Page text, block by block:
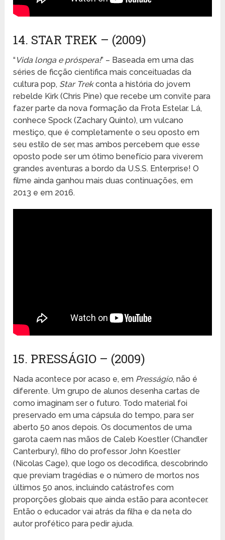
14. STAR TREK – (2009)
“Vida longa e próspera!” – Baseada em uma das
séries de ficção cientifica mais conceituadas da
cultura pop, Star Trekconta a história do jovem
rebelde Kirk (Chris Pine) que recebe um convite para
fazer parte da nova formação da Frota Estelar. Lá,
conhece Spock (Zachary Quinto), um vulcano
mestiço, que é completamente o seu oposto em
seu estilo de ser, mas ambos percebem que esse
oposto pode ser um ótimo benefício para viverem
grandes aventuras a bordo da U.S.S. Enterprise! O
filme ainda ganhou mais duas continuações, em
2013 e em 2016.
15. PRESSÁGIO – (2009)
Nada acontece por acaso e, em Presságio, não é
diferente. Um grupo de alunos desenha cartas de
como imaginam ser o futuro. Todo material foi
preservado em uma cápsula do tempo, para ser
aberto 50 anos depois. Os documentos de uma
garota caem nas mãos de Caleb Koestler (Chandler
Canterbury), filho do professor John Koestler
(Nicolas Cage), que logo os decodifica, descobrindo
que previam tragédias e o número de mortos nos
últimos 50 anos, incluindo catástrofes com
proporções globais que ainda estão para acontecer.
Então o educador vai atrás da filha e da neta do
autor profético para pedir ajuda.